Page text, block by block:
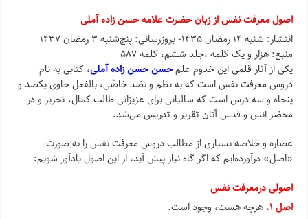
اصول معرفت نفس از زبان حضرت علامه حسن زاده آملی
انتشار: شنبه ۱۴ رمضان ۱۴۳۵- بروزرسانی: پنج‌شنبه ۳ رمضان ۱۴۳۷
منبع: هزار و یک کلمه ،جلد ششم، کلمه ۵۸۷
یکى از آثار قلمى این خدوم علمحسن حسن‌ زاده آملى، کتابى به نام
دروس معرفت نفس است که به نظم و نضد خاصّى، بالفعل حاوى یکصد و
پنجاه و سه درس است که سالیانى براى عزیزانى طالب کمال، تحریر و در
محضر انس و قدس آنان تقریر و تدریس مى‌شد.
عصاره و خلاصه بسیارى از مطالب دروس معرفت نفس را به صورت
«اصل» درآورده‌ایم که اگر گاه نیاز پیش آید، از این اصول یادآور شویم:
اصولی درمعرفت نفس
اصل ۱.
هرچه هست، وجود است.